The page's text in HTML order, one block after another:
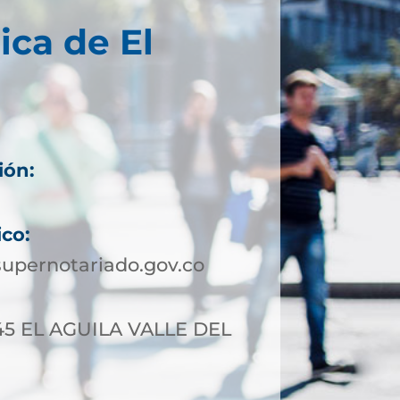
de El
EL AGUILA VALLE DEL